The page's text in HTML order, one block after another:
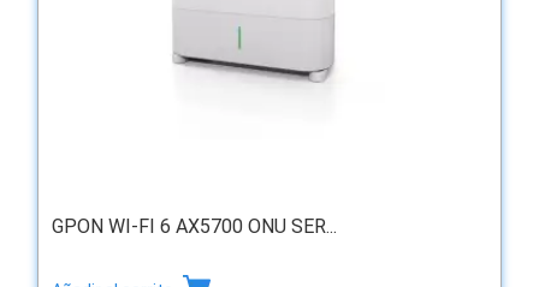
GPON WI-FI 6 AX5700 ONU SER...